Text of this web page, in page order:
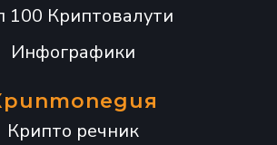
100 Криптовалути
Инфографики
Крипто речник